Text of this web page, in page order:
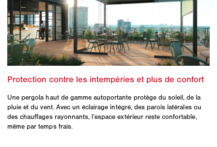
Une pergola haut de gamme autoportante protège du soleil, de la
pluie et du vent. Avec un éclairage intégré, des parois latérales ou
des chauffages rayonnants, l’espace extérieur reste confortable,
même par temps frais.